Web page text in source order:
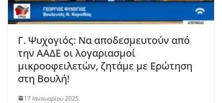
Γ. Ψυχογιός: Να αποδεσμευτούν από
την ΑΑΔΕ οι λογαριασμοί
μικροοφειλετών, ζητάμε με Ερώτηση
στη Βουλή!
17 Ιανουαρίου 2025